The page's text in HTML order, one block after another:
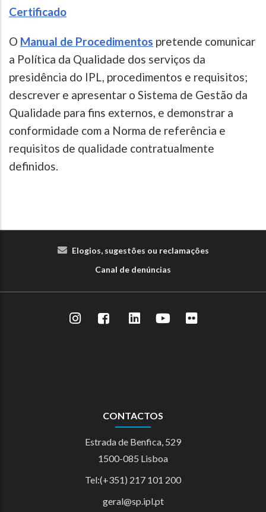
Certificado
O Manual de Procedimentos pretende comunicar
a Política da Qualidade dos serviços da
presidência do IPL, procedimentos e requisitos;
descrever e apresentar o Sistema de Gestão da
Qualidade para fins externos, e demonstrar a
conformidade com a Norma de referência e
requisitos de qualidade contratualmente
definidos.
Elogios, sugestões ou reclamações
Canal de denúncias
CONTACTOS
Estrada de Benfica, 529
1500-085 Lisboa
Tel:(+351) 217 101 200
geral@sp.ipl.pt